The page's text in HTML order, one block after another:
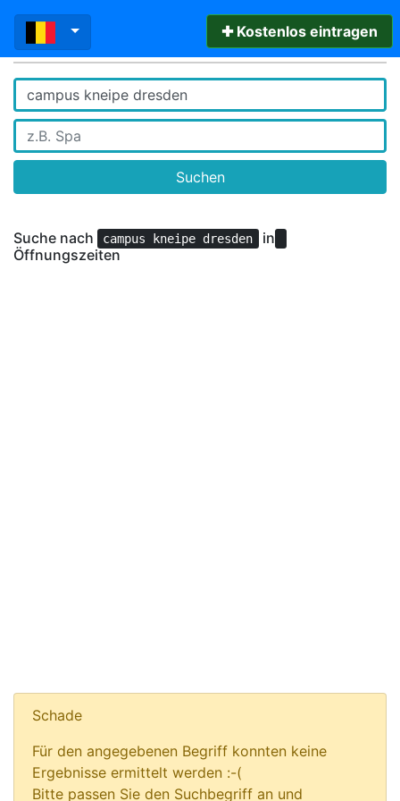
✚ Kostenlos eintragen
Suchen
Suche nach campus kneipe dresden
in
Öffnungszeiten
Schade
Für den angegebenen Begriff konnten keine
Ergebnisse ermittelt werden :-(
Bitte passen Sie den Suchbegriff an und